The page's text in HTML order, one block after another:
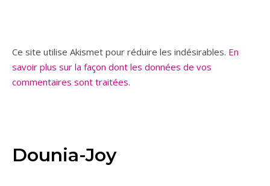
Ce site utilise Akismet pour réduire les indésirables. En
savoir plus sur la façon dont les données de vos
commentaires sont traitées.
Dounia-Joy